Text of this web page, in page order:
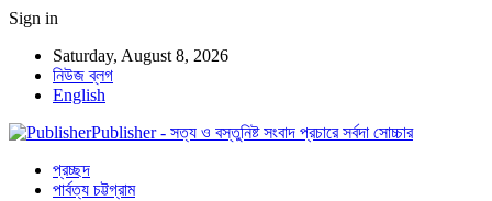
Sign in
Saturday, August 8, 2026
নিউজ ব্লগ
English
Publisher - সত্য ও বস্তুনিষ্ট সংবাদ প্রচারে সর্বদা সোচ্চার
প্রচ্ছদ
পার্বত্য চট্টগ্রাম